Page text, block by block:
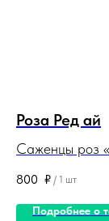
Роза Ред ай
Саженцы роз
800 ₽ / 1 шт
Подробнее о